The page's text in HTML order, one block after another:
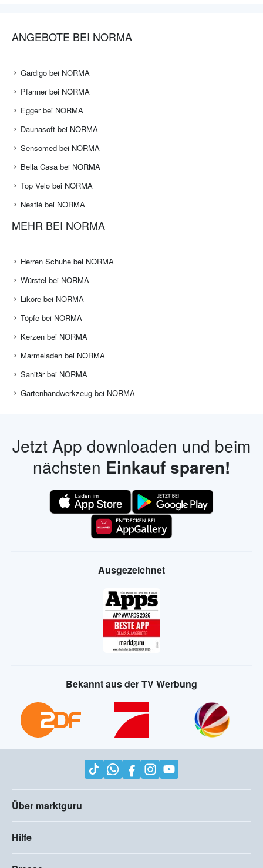
ANGEBOTE BEI NORMA
Gardigo bei NORMA
Pfanner bei NORMA
Egger bei NORMA
Daunasoft bei NORMA
Sensomed bei NORMA
Bella Casa bei NORMA
Top Velo bei NORMA
Nestlé bei NORMA
MEHR BEI NORMA
Herren Schuhe bei NORMA
Würstel bei NORMA
Liköre bei NORMA
Töpfe bei NORMA
Kerzen bei NORMA
Marmeladen bei NORMA
Sanitär bei NORMA
Gartenhandwerkzeug bei NORMA
Jetzt App downloaden und beim
nächsten Einkauf sparen!
Ausgezeichnet
Bekannt aus der TV Werbung
Über marktguru
Hilfe